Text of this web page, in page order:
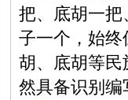
把、底胡一
子一个，始
胡、底胡等
然具备识别